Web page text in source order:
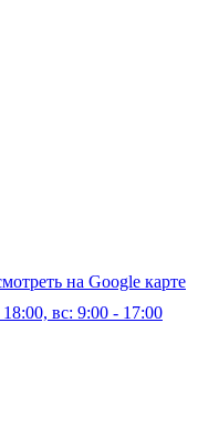
на Google карте
вс: 9:00 - 17:00